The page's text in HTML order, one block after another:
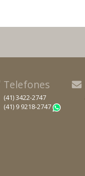
Telefones
(41) 3422-2747
(41) 9 9218-2747